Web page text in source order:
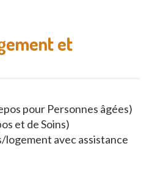
solution dans un premier
de repos pour une
et
pour Personnes âgées)
et de Soins)
logement avec assistance